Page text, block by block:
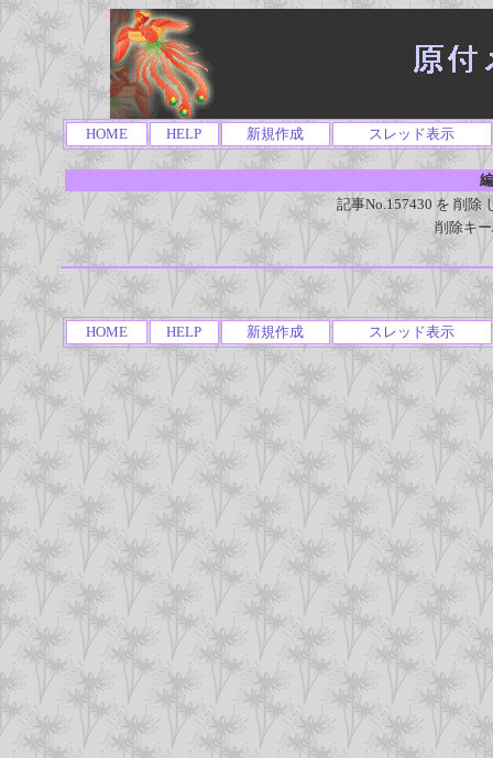
HOME HELP 新規作成 スレッド表示
記事No.157430 を 削除
削除キ
HOME HELP 新規作成 スレッド表示